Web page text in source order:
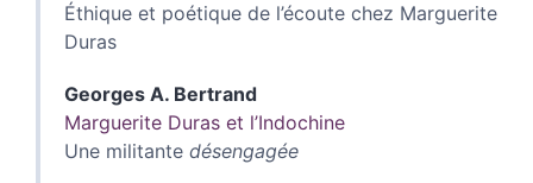
Éthique et poétique de l’écoute chez Marguerite
Duras
Georges A. Bertrand
Marguerite Duras et l’Indochine
Une militante désengagée